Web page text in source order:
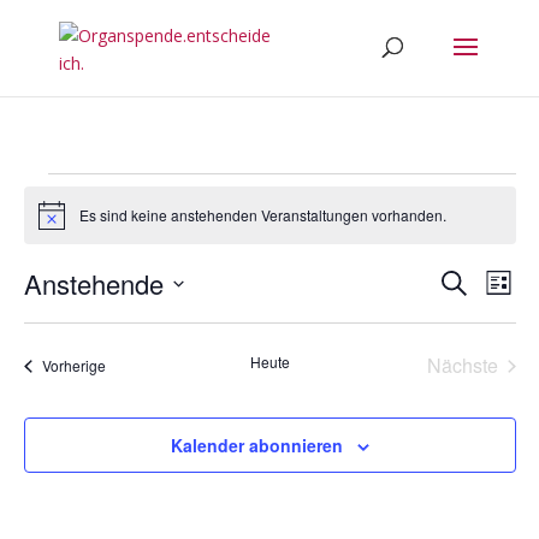
Veranstaltungen
HinweisEs sind keine anstehenden Veranstaltungen vorhanden.
Suche
SucheListe
Anstehende
VorherigeVeranstaltungen Heute
Nächste
Kalender abonnieren